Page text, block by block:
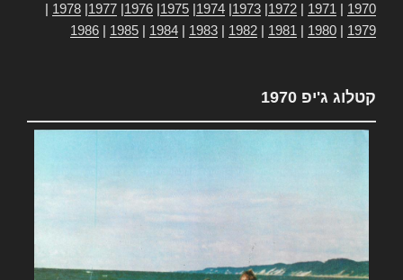
1970
1971
1972
1973
1974
1975
1976
1977
1978
1979
1980
1981
1982
1983
1984
1985
1986
קטלוג ג'יפ 1970